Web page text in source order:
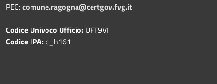
PEC:comune.ragogna@certgov.fvg.it
Codice Univoco Ufficio: UFT9VI
Codice IPA:c_h161